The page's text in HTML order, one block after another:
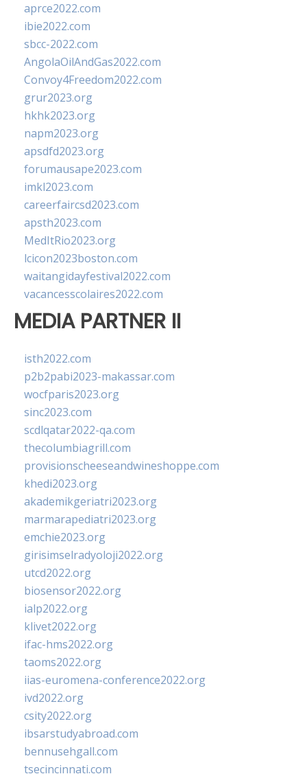
aprce2022.com
ibie2022.com
sbcc-2022.com
AngolaOilAndGas2022.com
Convoy4Freedom2022.com
grur2023.org
hkhk2023.org
napm2023.org
apsdfd2023.org
forumausape2023.com
imkl2023.com
careerfaircsd2023.com
apsth2023.com
MedItRio2023.org
lcicon2023boston.com
waitangidayfestival2022.com
vacancesscolaires2022.com
MEDIA PARTNER II
isth2022.com
p2b2pabi2023-makassar.com
wocfparis2023.org
sinc2023.com
scdlqatar2022-qa.com
thecolumbiagrill.com
provisionscheeseandwineshoppe.com
khedi2023.org
akademikgeriatri2023.org
marmarapediatri2023.org
emchie2023.org
girisimselradyoloji2022.org
utcd2022.org
biosensor2022.org
ialp2022.org
klivet2022.org
ifac-hms2022.org
taoms2022.org
iias-euromena-conference2022.org
ivd2022.org
csity2022.org
ibsarstudyabroad.com
bennusehgall.com
tsecincinnati.com